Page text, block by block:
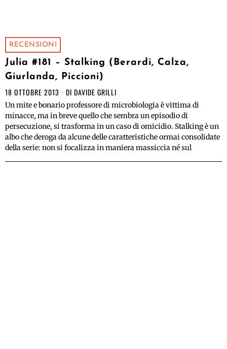
RECENSIONI
Julia #181 – Stalking (Berardi, Calza,
Giurlanda, Piccioni)
18 OTTOBRE 2013 DI DAVIDE GRILLI
Un mite e bonario professore di microbiologia è vittima di
minacce, ma in breve quello che sembra un episodio di
persecuzione, si trasforma in un caso di omicidio. Stalking è un
albo che deroga da alcune delle caratteristiche ormai consolidate
della serie: non si focalizza in maniera massiccia né sul